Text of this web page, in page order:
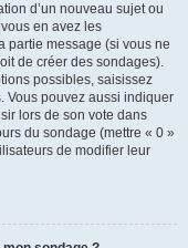
d’un nouveau sujet ou
en avez les
partie message (si vous ne
de créer des sondages).
possibles, saisissez
Vous pouvez aussi indiquer
lors de son vote dans
du sondage (mettre « 0 »
de modifier leur